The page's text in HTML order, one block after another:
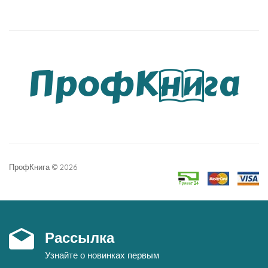
guidelines and updated nomenclature formulated by the
International Federation for Cervical Pathology and
OrgansPrimary care practitioners, nurse practitioners,
residents/fellows-in-training in gynecologic oncology
as an indispensable partner in accessing colposcopic
findings, in reaching the right differential diagnosis, and
ПрофКнига © 2026
Рассылка
Узнайте о новинках первым